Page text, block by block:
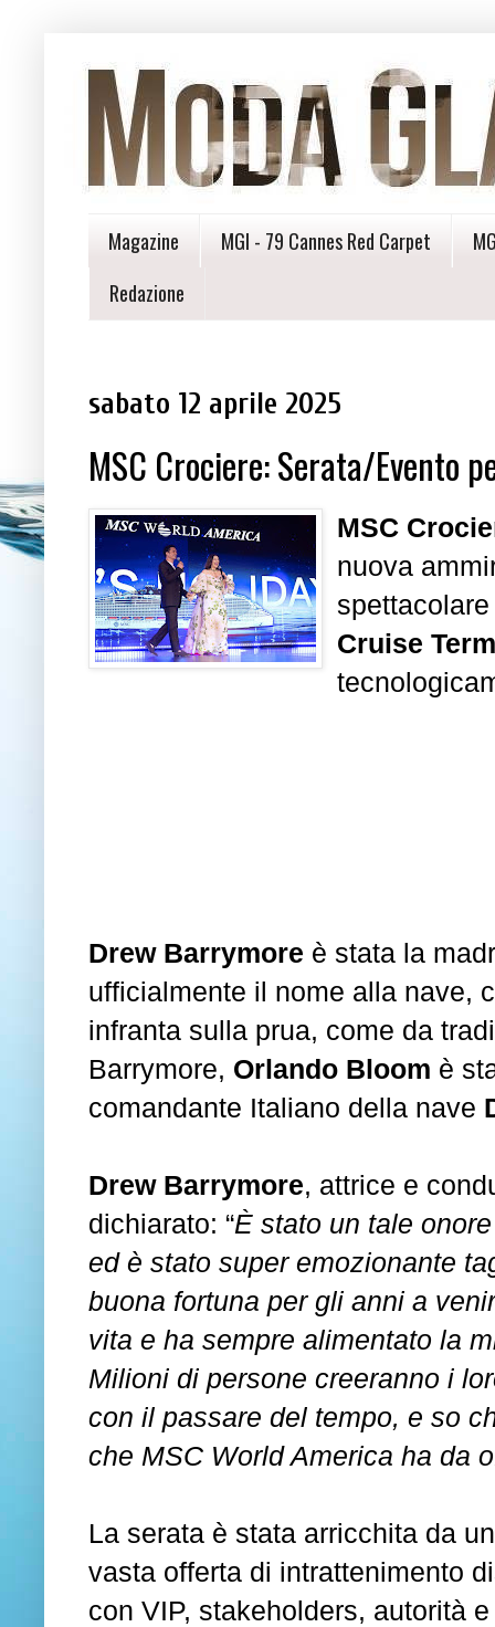
Magazine MGI - 79 Cannes Red Carpet
Redazione
sabato 12 aprile 2025
MSC Crociere: Serata/Evento
MSC
nuova
Cruise
Drew Barrymore è stata la
ufficialmente il nome alla nave,
infranta sulla prua, come da
Barrymore, Orlando Bloom è
comandante Italiano della nave
Drew Barrymore, attrice e
dichiarato: “È stato un tale
ed è stato super emozionante
buona fortuna per gli anni a
vita e ha sempre alimentato la
Milioni di persone creeranno i
con il passare del tempo, e so
che MSC World America ha da
La serata è stata arricchita da
vasta offerta di intrattenimento
con VIP, stakeholders, autorità